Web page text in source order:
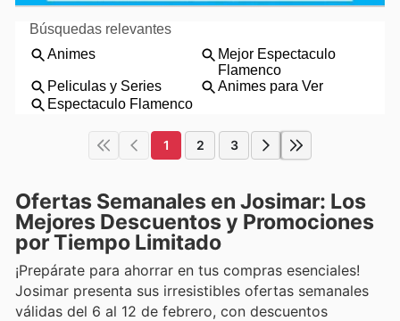
1 2 3
Ofertas Semanales en Josimar: Los
Mejores Descuentos y Promociones
por Tiempo Limitado
¡Prepárate para ahorrar en tus compras esenciales!
Josimar presenta sus irresistibles ofertas semanales
válidas del 6 al 12 de febrero, con descuentos